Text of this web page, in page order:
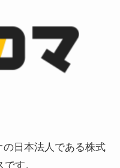
の日本法人である株式
す。